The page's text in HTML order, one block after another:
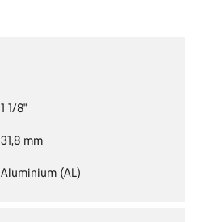
1 1/8"
31,8 mm
Aluminium (AL)